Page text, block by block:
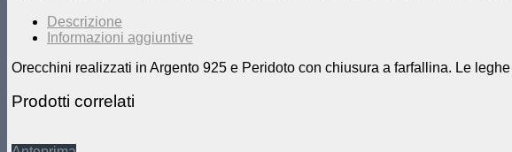
Descrizione
Informazioni aggiuntive
Orecchini realizzati in Argento 925 e Peridoto con chiusura a farfallina. Le
Prodotti correlati